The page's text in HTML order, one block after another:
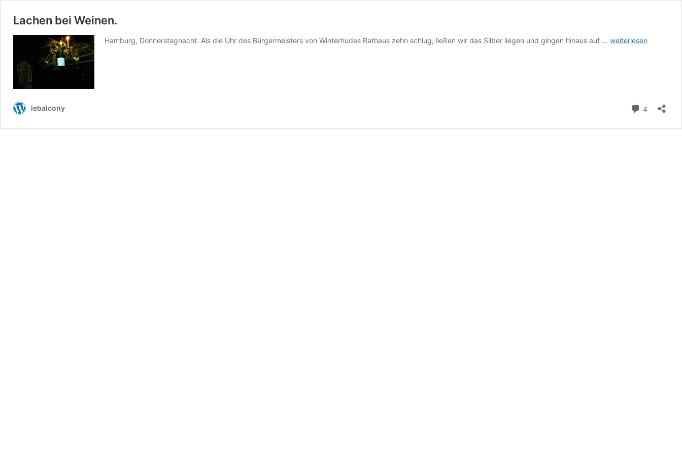
Lachen bei Weinen.
Hamburg, Donnerstagnacht. Als die Uhr des Bürgermeisters von Winterhudes Rathaus zehn schlug, ließen wir das Silber liegen und gingen hinaus auf … Lachen
weiterlesen
lebalcony 4